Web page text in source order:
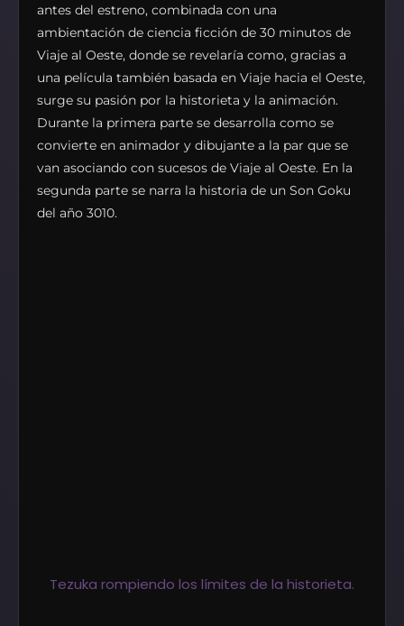
antes del estreno, combinada con una
ambientación de ciencia ficción de 30 minutos de
Viaje al Oeste, donde se revelaría como, gracias a
una película también basada en Viaje hacia el Oeste,
surge su pasión por la historieta y la animación.
Durante la primera parte se desarrolla como se
convierte en animador y dibujante a la par que se
van asociando con sucesos de Viaje al Oeste. En la
segunda parte se narra la historia de un Son Goku
del año 3010.
Tezuka rompiendo los límites de la historieta.